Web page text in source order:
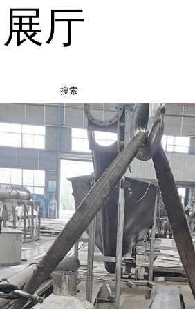
厅
搜索